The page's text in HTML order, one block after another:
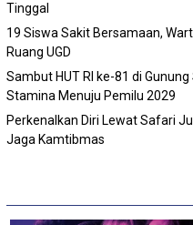
Tinggal
19 Siswa Sakit Bersamaan,
Ruang UGD
Sambut HUT RI ke-81 di
Stamina Menuju Pemilu 2029
Perkenalkan Diri Lewat Safari
Jaga Kamtibmas